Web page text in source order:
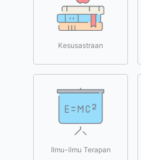
Kesusastraan
Ilmu-ilmu Terapan